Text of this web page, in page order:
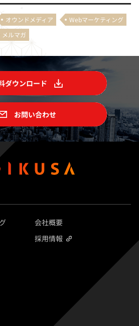
オウンドメディア
Webマーケティング
メルマガ
ダウンロード
お問い合わせ
会社概要
採用情報